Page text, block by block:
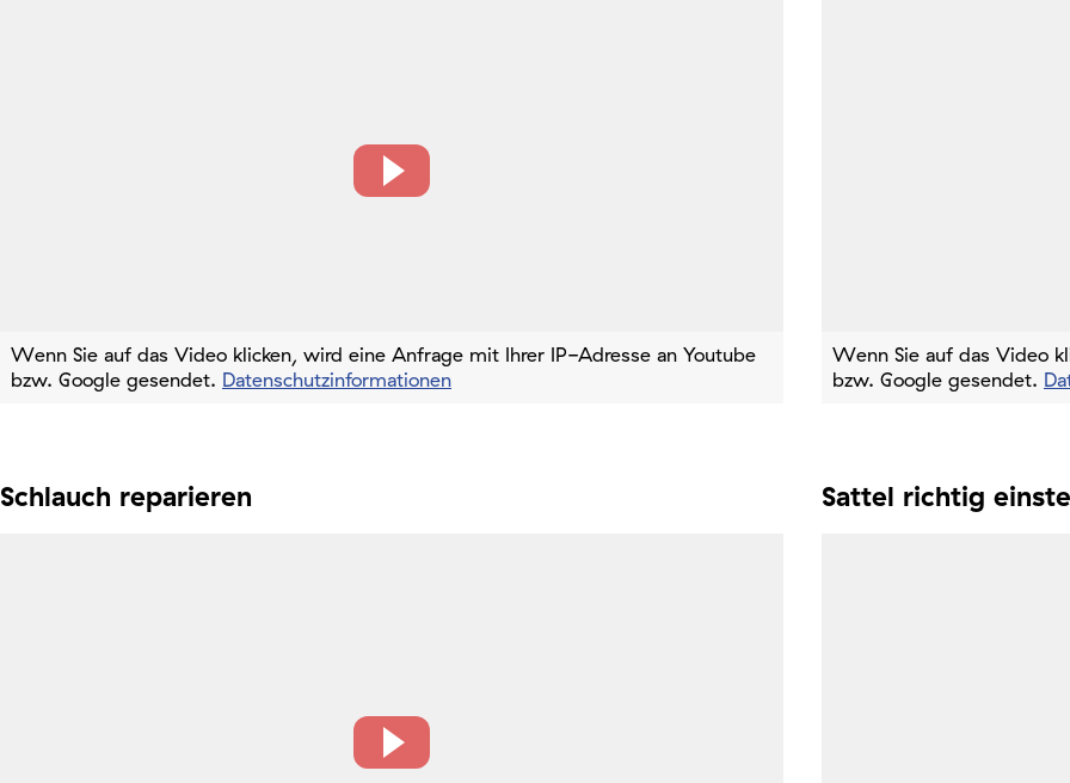
Wenn Sie auf das Video klicken, wird eine Anfrage mit Ihrer IP-Adresse an Youtube
bzw. Google gesendet. Datenschutzinformationen
Schlauch reparieren
Wenn Sie auf das Video
bzw. Google gesendet.
Sattel richtig